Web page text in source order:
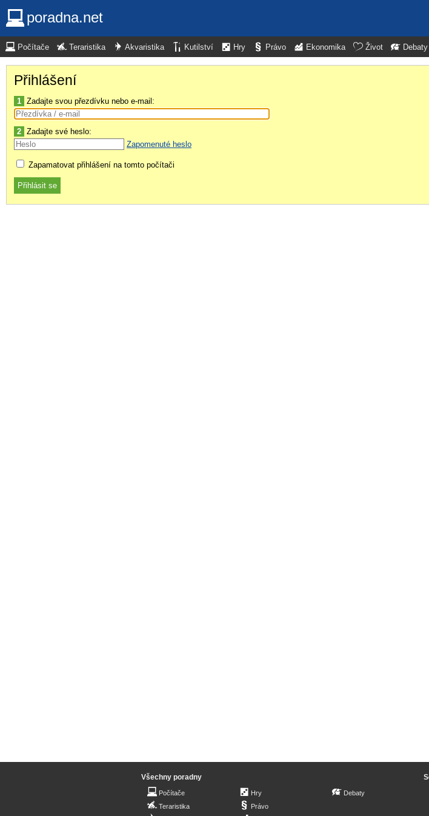
poradna.net
Počítače Teraristika Akvaristika Kutilství Hry Právo Ekonomika Život Debaty
Přihlášení
1 Zadajte svou přezdívku nebo e-mail:
2 Zadajte své heslo:
Zapomenuté heslo
Zapamatovat přihlášení na tomto počítači
Všechny poradny
Počítače
Teraristika
Hry
Právo
Debaty